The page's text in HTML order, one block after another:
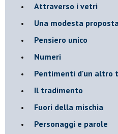
Attraverso i vetri
Una modesta proposta
Pensiero unico
Numeri
Pentimenti d'un altro
Il tradimento
Fuori della mischia
Personaggi e parole